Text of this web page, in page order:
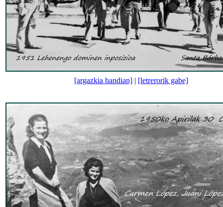
[argazkia handian]| [letrerorik gabe]